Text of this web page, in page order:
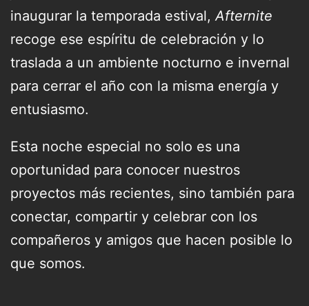
inaugurar la temporada estival,Afternite
recoge ese espíritu de celebración y lo
traslada a un ambiente nocturno e invernal
para cerrar el año con la misma energía y
entusiasmo.
Esta noche especial no solo es una
oportunidad para conocer nuestros
proyectos más recientes, sino también para
conectar, compartir y celebrar con los
compañeros y amigos que hacen posible lo
que somos.